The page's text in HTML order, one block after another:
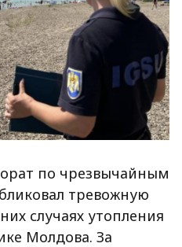
по чрезвычайным
тревожную
случаях утопления
Молдова. За